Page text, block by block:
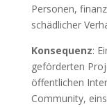
Personen,
schädlicher
Konsequenz:
geförderten
öffentlichen
Community,